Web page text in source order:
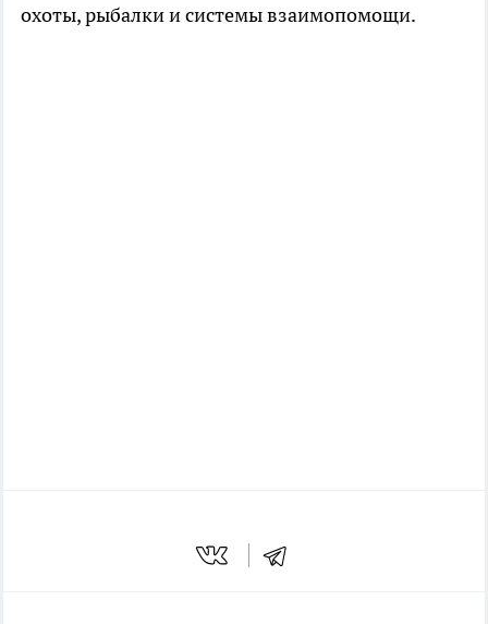
охоты, рыбалки и системы взаимопомощи.